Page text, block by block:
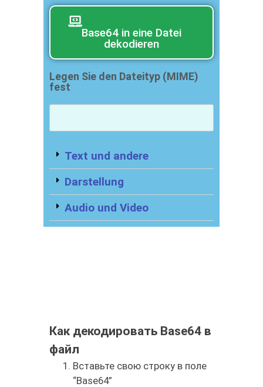
Base64 in eine Datei
dekodieren
Legen Sie den Dateityp (MIME)
fest
Text und andere
Darstellung
Audio und Video
Как декодировать Base64 в
файл
Вставьте свою строку в поле
“Base64”